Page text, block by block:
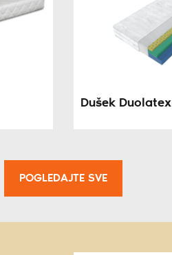
Dušek Duolatex
POGLEDAJTE SVE